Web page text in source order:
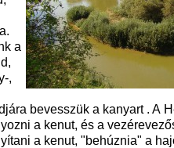
a
,
bevesszük a kanyart . A
a kenut, és a
a kenut, "behúznia" a